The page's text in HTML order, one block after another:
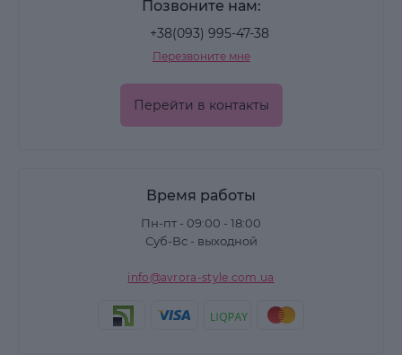
Позвоните нам:
+38(093) 995-47-38
Перезвоните мне
Перейти в контакты
Время работы
Пн-пт - 09:00 - 18:00
Суб-Вс - выходной
info@avrora-style.com.ua